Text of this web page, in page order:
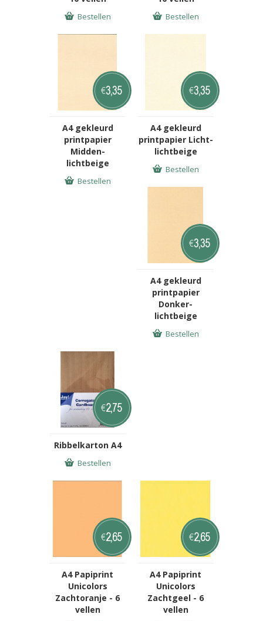
Bestellen Bestellen
A4 gekleurd
printpapier
Midden-
lichtbeige
€3,35
Bestellen
A4 gekleurd
printpapier Licht-
lichtbeige
€3,35
Bestellen
A4 gekleurd
printpapier
Donker-
lichtbeige
€3,35
Bestellen
Ribbelkarton A4
€2,75
Bestellen
A4 Papiprint
Unicolors
Zachtoranje - 6
vellen
€2,65
A4 Papiprint
Unicolors
Zachtgeel - 6
vellen
€2,65